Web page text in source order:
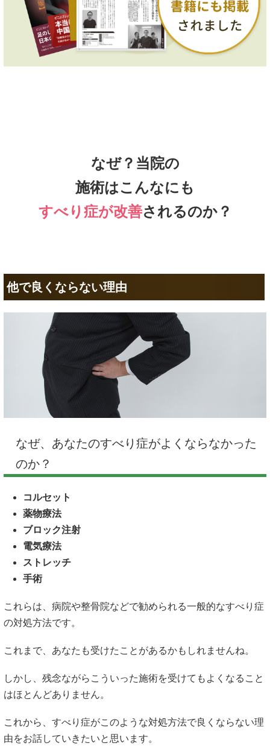
なぜ？当院の
施術はこんなにも
すべり症が改善されるのか？
他で良くならない理由
なぜ、あなたのすべり症がよくならなかった
のか？
コルセット
薬物療法
ブロック注射
電気療法
ストレッチ
手術
これらは、病院や整骨院などで勧められる一般的なすべり症
の対処方法です。
これまで、あなたも受けたことがあるかもしれませんね。
しかし、残念ながらこういった施術を受けてもよくなること
はほとんどありません。
これから、すべり症がこのような対処方法で良くならない理
由をお話していきたいと思います。